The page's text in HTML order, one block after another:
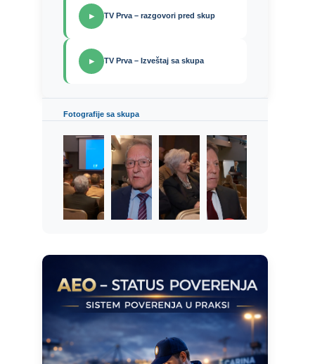
▶ TV Prva – razgovori pred skup
▶ TV Prva – Izveštaj sa skupa
Fotografije sa skupa